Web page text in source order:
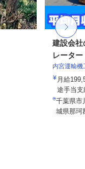
建設会社
レーター
内宮運輸機
月給
途手当
千葉県市
城県那珂